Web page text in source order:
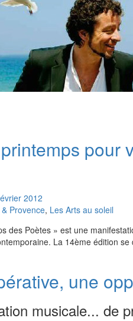
pour
rier 2012
Provence, Les Arts au soleil
des Poètes » est une
La 14ème édition
une
musicale... de